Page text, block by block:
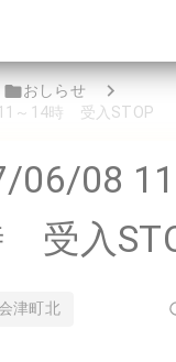
おしらせ
～14時 受入STOP
06/08
受入
津町北